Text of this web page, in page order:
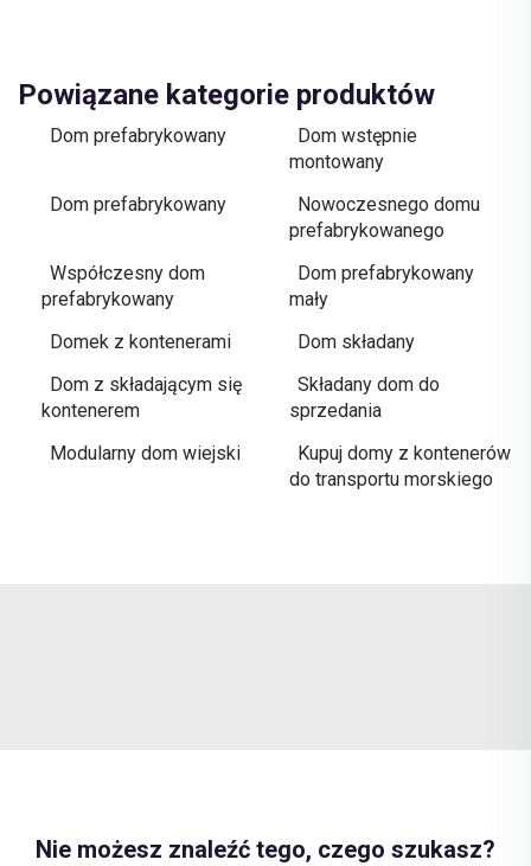
Powiązane kategorie produktów
Dom prefabrykowany
Dom wstępnie
montowany
Dom prefabrykowany
Nowoczesnego domu
prefabrykowanego
Współczesny dom
prefabrykowany
Dom prefabrykowany
mały
Domek z kontenerami
Dom składany
Dom z składającym się
kontenerem
Składany dom do
sprzedania
Modularny dom wiejski
Kupuj domy z kontenerów
do transportu morskiego
Nie możesz znaleźć tego, czego szukasz?